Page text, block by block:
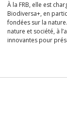
À la FRB, elle est
Biodiversa+, en
fondées sur la
nature et société, à
innovantes pour
Fondation pour la